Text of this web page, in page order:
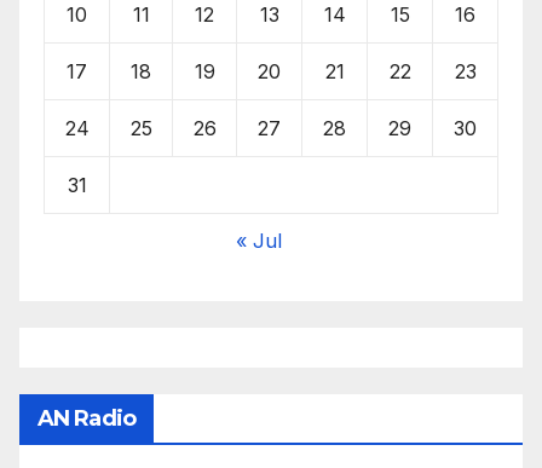
10 11 12 13 14 15 16
17 18 19 20 21 22 23
24 25 26 27 28 29 30
31
« Jul
AN Radio